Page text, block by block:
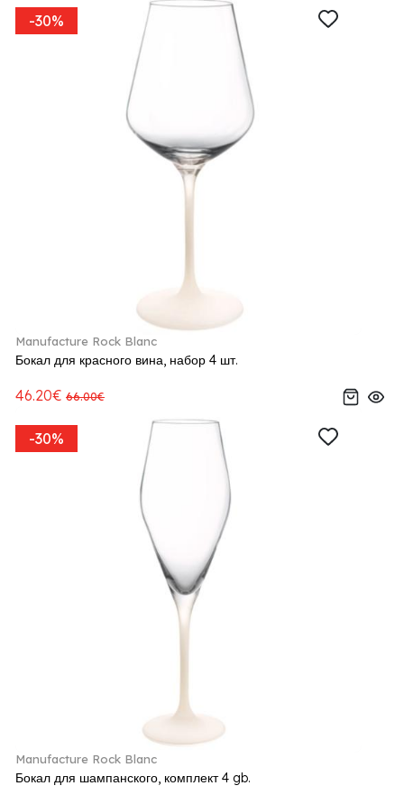
-30%
Manufacture Rock Blanc
Бокал для красного вина, набор 4 шт.
46.20€ 66.00€
-30%
Manufacture Rock Blanc
Бокал для шампанского, комплект 4 gb.